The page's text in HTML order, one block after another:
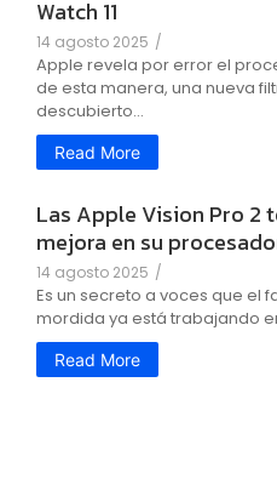
Watch 11
14 agosto 2025 /
Apple revela por error el
de esta manera, una nueva
descubierto...
Read More
Las Apple Vision Pro 2
mejora en su
14 agosto 2025 /
Es un secreto a voces que el
mordida ya está trabajando
Read More